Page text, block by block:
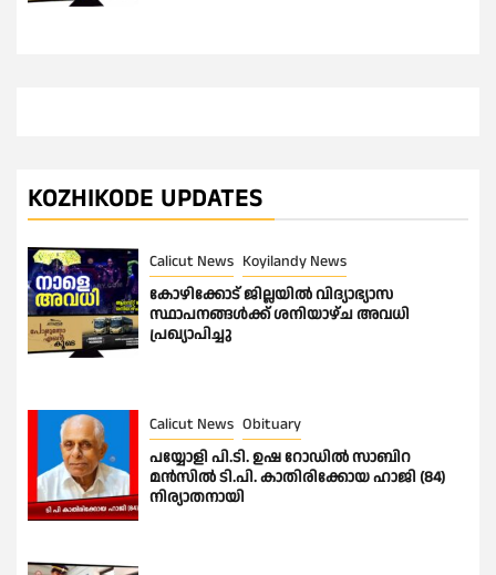
KOZHIKODE UPDATES
Calicut News Koyilandy News
കോഴിക്കോട് ജില്ലയിൽ വിദ്യാഭ്യാസ
സ്ഥാപനങ്ങൾക്ക് ശനിയാഴ്ച അവധി
പ്രഖ്യാപിച്ചു
Calicut News Obituary
പയ്യോളി പി.ടി. ഉഷ റോഡിൽ സാബിറ
മൻസിൽ ടി.പി. കാതിരിക്കോയ ഹാജി (84)
നിര്യാതനായി